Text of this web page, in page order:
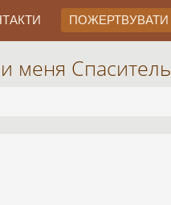
ПОЖЕРТВУВАТИ
меня Спаситель